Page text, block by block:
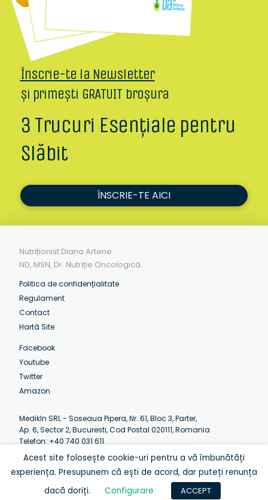
Înscrie-te la Newsletter
și primești GRATUIT broșura
3 Trucuri Esențiale pentru
Slăbit
ÎNSCRIE-TE AICI
Nutriționist Diana Artene
ND, MSN, Dr. Nutriție Oncologică
Politica de confidențialitate
Regulament
Contact
Hartă Site
Facebook
Youtube
Twitter
Amazon
MedikIn SRL - Soseaua Pipera, Nr. 61, Bloc 3, Parter,
Ap. 6, Sector 2, Bucuresti, Cod Postal 020111, Romania
Telefon: +40 740 031 611
Email: contact@artenediana.com
Luni-Vineri: 07:30 - 12:30 (EEST)
© Diana Artene 2013-2020
Acest site folosește cookie-uri pentru a vă îmbunătăți
experiența. Presupunem că ești de acord, dar puteți renunța
dacă doriți.
Configurare ACCEPT